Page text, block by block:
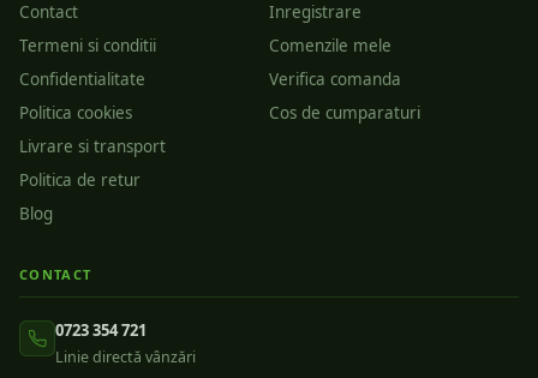
Contact
Termeni si conditii
Confidentialitate
Politica cookies
Livrare si transport
Politica de retur
Blog
Inregistrare
Comenzile mele
Verifica comanda
Cos de cumparaturi
CONTACT
0723 354 721
Linie directă vânzări